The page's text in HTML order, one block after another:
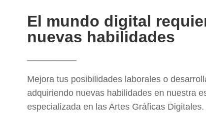
El mundo digital
nuevas habilidades
Mejora tus posibilidades laborales o
adquiriendo nuevas habilidades en nuestra
especializada en las Artes Gráficas Digitales.